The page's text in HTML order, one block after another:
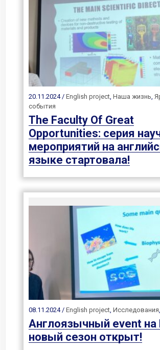
20.11.2024 / English project, Наша жизнь,
события
The Faculty Of Great
Opportunities: серия
мероприятий на
языке стартовала!
08.11.2024 / English project, Исследования,
Англоязычный event
новый сезон открыт!